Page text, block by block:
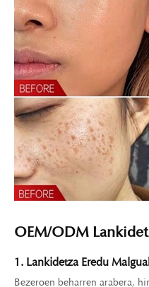
OEM/ODM
1. Lankidetza Eredu
Bezeroen beharren arabera,